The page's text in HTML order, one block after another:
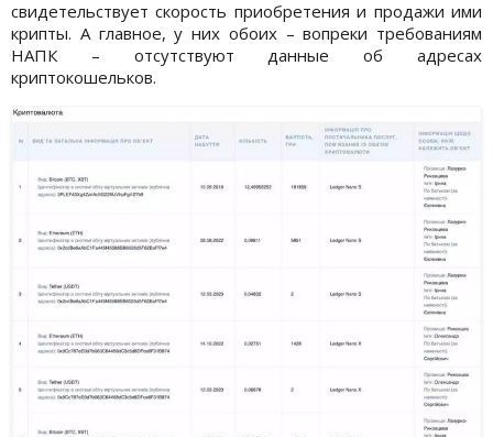
свидетельствует скорость приобретения и продажи ими
крипты. А главное, у них обоих – вопреки требованиям
НАПК – отсутствуют данные об адресах
криптокошельков.